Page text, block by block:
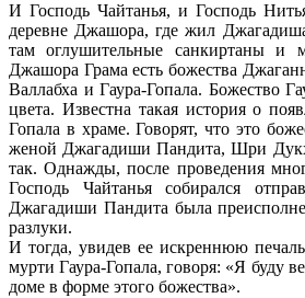
И Господь Чайтанья, и Господь
деревне Джашорa, где жил
там оглушительные санкиртаны и
Джашора Грама есть божества
Валлабха и Гаура-Гопала. Божество
цвета. Известна такая история о
Гопала в храме. Говорят, что это
женой Джагадиши Пандита, Шри
так. Однажды, после проведения
Господь Чайтанья собирался
Джагадиши Пандита была
разлуки.
И тогда, увидев ее искреннюю
мурти Гаура-Гопала, говоря: «Я буду
доме в форме этого божества».